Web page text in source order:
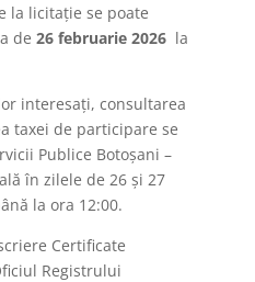
la licitaţie se poate
de 26 februarie 2026la
interesaţi, consultarea
taxei de participare se
Publice Botoşani –
în zilele de 26 și 27
la ora 12:00.
Certificate
Registrului